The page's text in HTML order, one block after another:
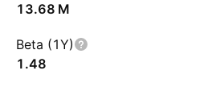
‪13.68 M‬
Beta (1Y)
1.48